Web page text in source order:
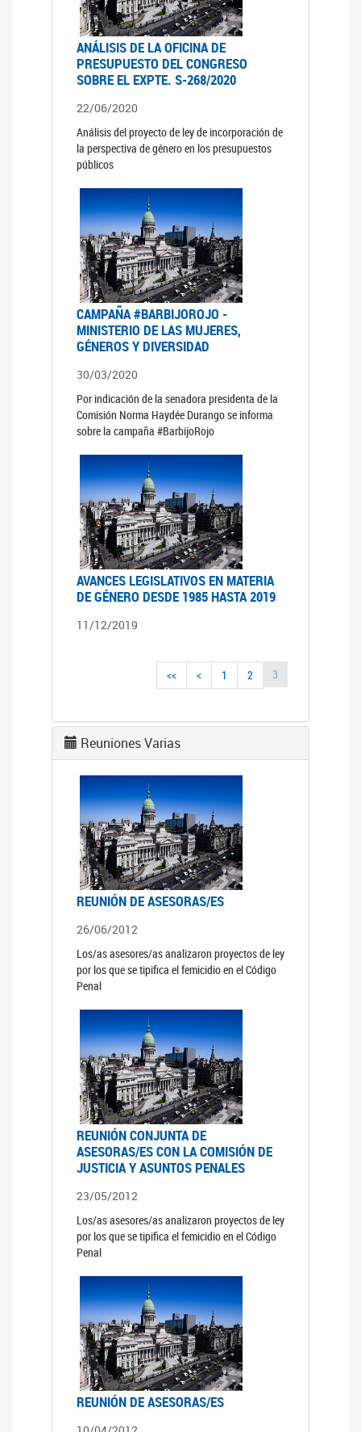
ANÁLISIS DE LA OFICINA DE
PRESUPUESTO DEL CONGRESO
SOBRE EL EXPTE. S-268/2020
22/06/2020
Análisis del proyecto de ley de incorporación de
la perspectiva de género en los presupuestos
públicos
CAMPAÑA #BARBIJOROJO -
MINISTERIO DE LAS MUJERES,
GÉNEROS Y DIVERSIDAD
30/03/2020
Por indicación de la senadora presidenta de la
Comisión Norma Haydée Durango se informa
sobre la campaña #BarbijoRojo
AVANCES LEGISLATIVOS EN MATERIA
DE GÉNERO DESDE 1985 HASTA 2019
11/12/2019
<< < 1 2 3
Reuniones Varias
REUNIÓN DE ASESORAS/ES
26/06/2012
Los/as asesores/as analizaron proyectos de ley
por los que se tipifica el femicidio en el Código
Penal
REUNIÓN CONJUNTA DE
ASESORAS/ES CON LA COMISIÓN DE
JUSTICIA Y ASUNTOS PENALES
23/05/2012
Los/as asesores/as analizaron proyectos de ley
por los que se tipifica el femicidio en el Código
Penal
REUNIÓN DE ASESORAS/ES